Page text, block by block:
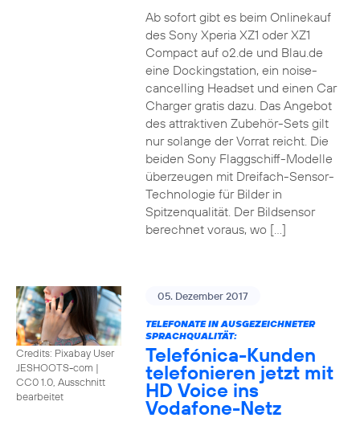
Ab sofort gibt es beim Onlinekauf
des Sony Xperia XZ1 oder XZ1
Compact auf o2.de und Blau.de
eine Dockingstation, ein noise-
cancelling Headset und einen Car
Charger gratis dazu. Das Angebot
des attraktiven Zubehör-Sets gilt
nur solange der Vorrat reicht. Die
beiden Sony Flaggschiff-Modelle
überzeugen mit Dreifach-Sensor-
Technologie für Bilder in
Spitzenqualität. Der Bildsensor
berechnet voraus, wo […]
Credits: Pixabay User
JESHOOTS-com |
CC0 1.0, Ausschnitt
bearbeitet
05. Dezember 2017
TELEFONATE IN AUSGEZEICHNETER
SPRACHQUALITÄT:
Telefónica-Kunden
telefonieren jetzt mit
HD Voice ins
Vodafone-Netz